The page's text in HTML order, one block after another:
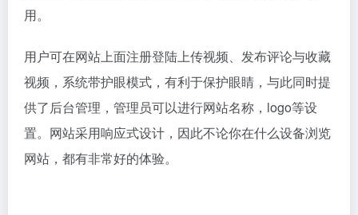
用。
用户可在网站上面注册登陆上传视频、发布评论与收藏
视频，系统带护眼模式，有利于保护眼睛，与此同时提
供了后台管理，管理员可以进行网站名称，logo等设
置。网站采用响应式设计，因此不论你在什么设备浏览
网站，都有非常好的体验。